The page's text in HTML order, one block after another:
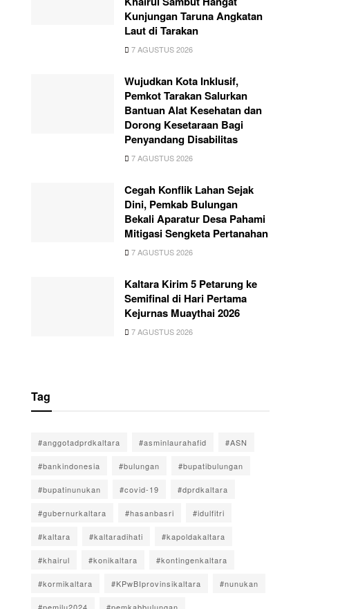
Kunjungan Taruna Angkatan
Laut di Tarakan
7 AGUSTUS 2026
Wujudkan Kota Inklusif,
Pemkot Tarakan Salurkan
Bantuan Alat Kesehatan dan
Dorong Kesetaraan Bagi
Penyandang Disabilitas
7 AGUSTUS 2026
Cegah Konflik Lahan Sejak
Dini, Pemkab Bulungan
Bekali Aparatur Desa Pahami
Mitigasi Sengketa Pertanahan
7 AGUSTUS 2026
Kaltara Kirim 5 Petarung ke
Semifinal di Hari Pertama
Kejurnas Muaythai 2026
7 AGUSTUS 2026
Tag
#anggotadprdkaltara #asminlaurahafid #ASN
#bankindonesia #bulungan #bupatibulungan
#bupatinunukan #covid-19 #dprdkaltara
#gubernurkaltara #hasanbasri #idulfitri
#kaltara #kaltaradihati #kapoldakaltara
#khairul #konikaltara #kontingenkaltara
#kormikaltara #KPwBIprovinsikaltara #nunukan